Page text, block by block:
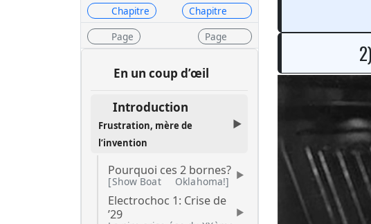
Chapitre Chapitre
Page Page
En un coup d’œil
Introduction
Frustration, mère de
l’invention
Pourquoi ces 2 bornes?
[Show Boat Oklahoma!]
Electrochoc 1: Crise de
’29